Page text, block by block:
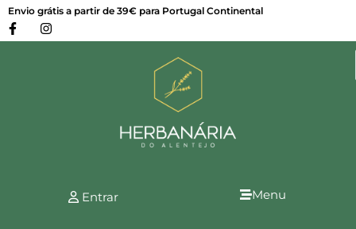
Envio grátis a partir de 39€ para Portugal Continental
Entrar Menu